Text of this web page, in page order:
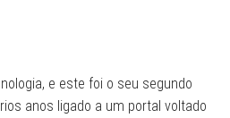
e este foi o seu segundo
anos ligado a um portal voltado